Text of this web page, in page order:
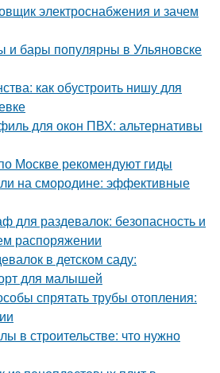
электроснабжения и зачем
и бары популярны в Ульяновске
как обустроить нишу для
для окон ПВХ: альтернативы
Москве рекомендуют гиды
на смородине: эффективные
для раздевалок: безопасность и
распоряжении
в детском саду:
для малышей
спрятать трубы отопления:
в строительстве: что нужно